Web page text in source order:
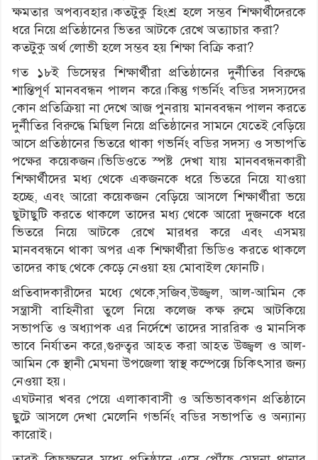
ক্ষমতার অপব্যবহার।কতটুকু হিংশ্র হলে সম্ভব শিক্ষার্থীদেরকে
ধরে নিয়ে প্রতিষ্ঠানের ভিতর আটকে রেখে অত্যাচার করা?
কতটুকু অর্থ লোভী হলে সম্ভব হয় শিক্ষা বিক্রি করা?
গত ১৮ই ডিসেম্বর শিক্ষার্থীরা প্রতিষ্ঠানের দুর্নীতির বিরুদ্ধে
শান্তিপূর্ণ মানববন্ধন পালন করে।কিন্তু গভর্নিং বডির সদস্যদের
কোন প্রতিক্রিয়া না দেখে আজ পুনরায় মানববন্ধন পালন করতে
দুর্নীতির বিরুদ্ধে মিছিল নিয়ে প্রতিষ্ঠানের সামনে যেতেই বেড়িয়ে
আসে প্রতিষ্ঠানের ভিতরে থাকা গভর্নিং বডির সদস্য ও সভাপতি
পক্ষের কয়েকজন।ভিডিওতে স্পষ্ট দেখা যায় মানববন্ধনকারী
শিক্ষার্থীদের মধ্য থেকে একজনকে ধরে ভিতরে নিয়ে যাওয়া
হচ্ছে, এবং আরো কয়েকজন বেড়িয়ে আসলে শিক্ষার্থীরা ভয়ে
ছুটাছুটি করতে থাকলে তাদের মধ্য থেকে আরো দুজনকে ধরে
ভিতরে নিয়ে আটকে রেখে মারধর করে এবং এসময়
মানববন্ধনে থাকা অপর এক শিক্ষার্থীরা ভিডিও করতে থাকলে
তাদের কাছ থেকে কেড়ে নেওয়া হয় মোবাইল ফোনটি।
প্রতিবাদকারীদের মধ্যে থেকে,সজিব,উজ্জ্বল, আল-আমিন কে
সন্ত্রাসী বাহিনীরা তুলে নিয়ে কলেজ কক্ষ রুমে আটকিয়ে
সভাপতি ও অধ্যাপক এর নির্দেশে তাদের সাররিক ও মানসিক
ভাবে নির্যাতন করে,গুরুত্বর আহত করা আহত উজ্জ্বল ও আল-
আমিন কে স্থানী মেঘনা উপজেলা স্বাস্থ কম্পেক্সে চিকিৎসার জন্য
নেওয়া হয়।
এঘটনার খবর পেয়ে এলাকাবাসী ও অভিভাবকগন প্রতিষ্ঠানে
ছুটে আসলে দেখা মেলেনি গভর্নিং বডির সভাপতি ও অন্যান্য
কারোই।